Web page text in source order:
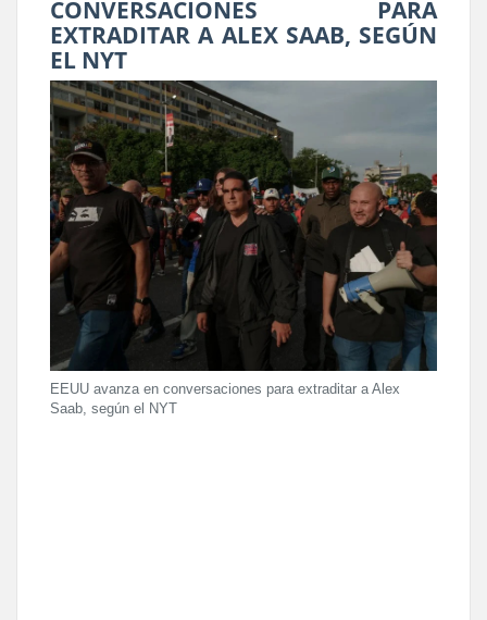
CONVERSACIONES PARA
EXTRADITAR A ALEX SAAB, SEGÚN
EL NYT
EEUU avanza en conversaciones para extraditar a Alex
Saab, según el NYT